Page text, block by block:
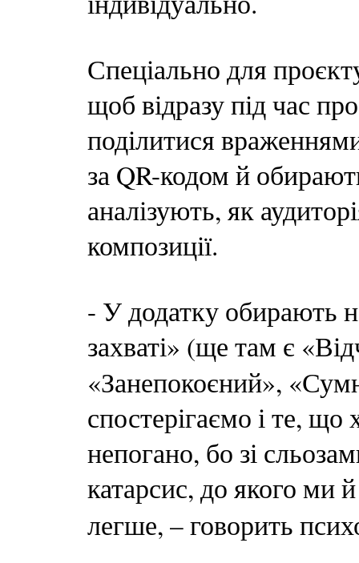
Спеціально для
щоб відразу під час
поділитися
за QR-кодом й
аналізують, як
композиції.
- У додатку обирають
захваті» (ще там є
«Занепокоєний»,
спостерігаємо і те, що
непогано, бо зі
катарсис, до якого ми
легше, – говорить